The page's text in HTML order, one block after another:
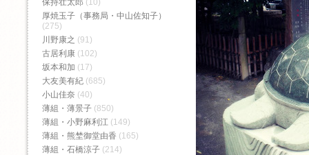
保持壮太郎 (10)
厚焼玉子（事務局・中山佐知子）
(275)
川野康之 (91)
古居利康 (102)
坂本和加 (17)
大友美有紀 (685)
小山佳奈 (40)
薄組・薄景子 (850)
薄組・小野麻利江 (149)
薄組・熊埜御堂由香 (165)
薄組・石橋涼子 (214)